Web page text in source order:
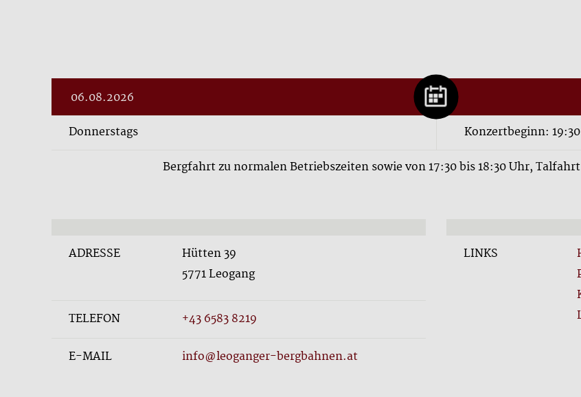
06.08.2026
Donnerstags
Konzertbeginn:
Bergfahrt zu normalen Betriebszeiten sowie von 17:30 bis 18:30 Uhr,
ADRESSE
Hütten 39
5771 Leogang
TELEFON +43 6583 8219
E-MAIL info@leoganger-bergbahnen.at
LINKS